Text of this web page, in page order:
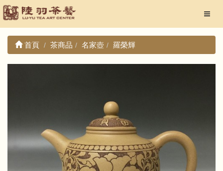
首頁 茶商品 名家壺 羅榮輝